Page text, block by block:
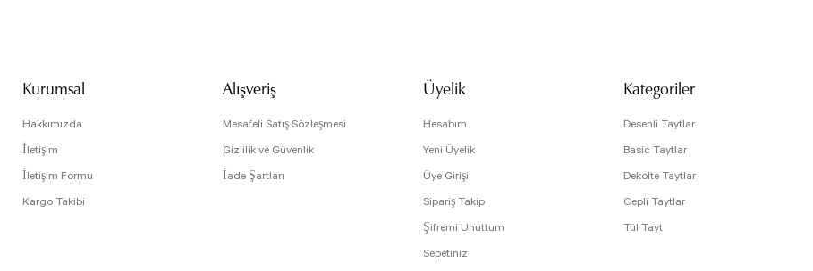
Ürün bilgilerinde hatalar bulunuyor.
Ürün fiyatı diğer sitelerden daha pahalı.
Bu ürüne benzer farklı alternatifler olmalı.
Kurumsal
Hakkımızda
İletişim
İletişim Formu
Kargo Takibi
Alışveriş
Mesafeli Satış Sözleşmesi
Gizlilik ve Güvenlik
İade Şartları
Üyelik
Hesabım
Yeni Üyelik
Üye Girişi
Sipariş Takip
Şifremi Unuttum
Sepetiniz
Kategoriler
Desenli Taytlar
Basic Taytlar
Dekolte Taytlar
Cepli Taytlar
Tül Tayt